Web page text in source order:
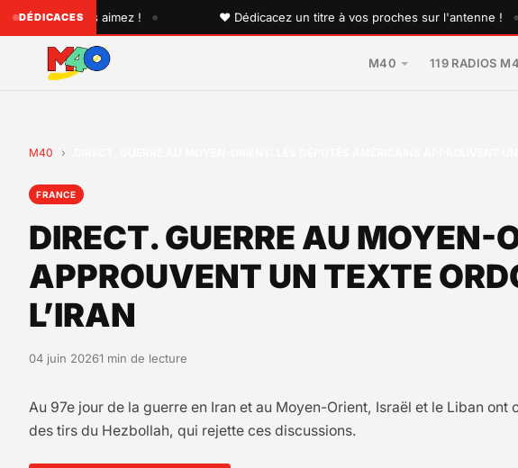
DÉDICACES
vous aimez ! • ♥ Dédicacez un titre à vos proches sur l'antenne ! •
M40 119 RADIOS
M40 ›
FRANCE
DIRECT. GUERRE AU MOYEN-
APPROUVENT UN TEXTE
L’IRAN
04 juin 20261 min de lecture
Au 97e jour de la guerre en Iran et au Moyen-Orient, Israël et le Liban
des tirs du Hezbollah, qui rejette ces discussions.